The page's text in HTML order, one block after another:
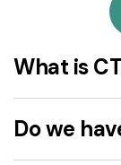
What is
Do we